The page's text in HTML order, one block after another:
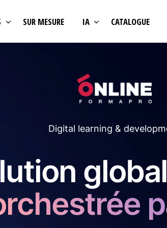
SUR MESURE IA CATALOGUE
Digital learning &